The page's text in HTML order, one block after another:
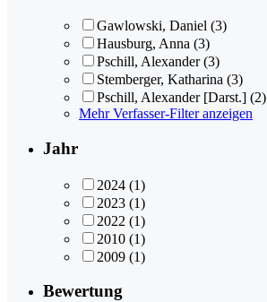
Gawlowski, Daniel (3)
Hausburg, Anna (3)
Pschill, Alexander (3)
Stemberger, Katharina (3)
Pschill, Alexander [Darst.] (2)
Mehr Verfasser-Filter anzeigen
Jahr
2024 (1)
2023 (1)
2022 (1)
2010 (1)
2009 (1)
Bewertung